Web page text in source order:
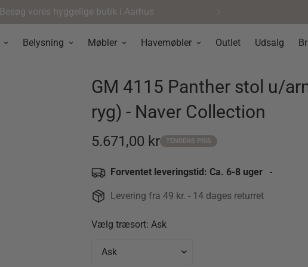
Besøg vores hyggelige butik i Aarhus
Belysning Møbler Havemøbler Outlet Udsalg
GM 4115 Panther stol u/
ryg) - Naver Collection
Udsalgspris
5.671,00 kr TENDENS PRIS
Forventet leveringstid: Ca. 6-8 uger -
Levering fra 49 kr. - 14 dages returret
Vælg træsort: Ask